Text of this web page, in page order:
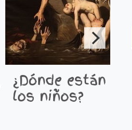
¿Dónde están
los niños?